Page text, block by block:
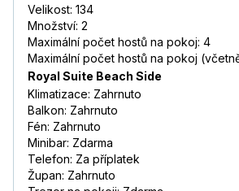
Velikost: 134
Množství: 2
Maximální počet hostů na pokoj: 4
Maximální počet hostů na pokoj
Royal Suite Beach Side
Klimatizace: Zahrnuto
Balkon: Zahrnuto
Fén: Zahrnuto
Minibar: Zdarma
Telefon: Za příplatek
Župan: Zahrnuto